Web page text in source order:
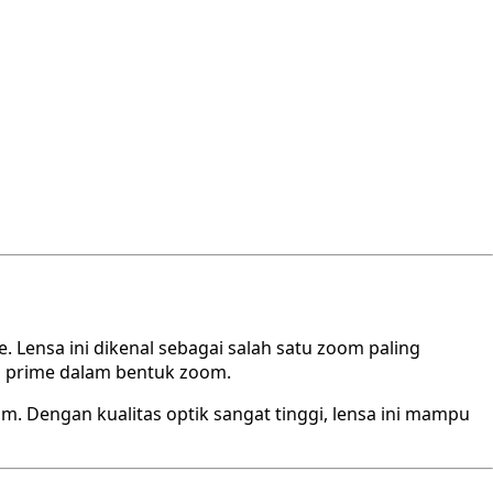
Lensa ini dikenal sebagai salah satu zoom paling
dalam bentuk zoom.
Dengan kualitas optik sangat tinggi, lensa ini mampu